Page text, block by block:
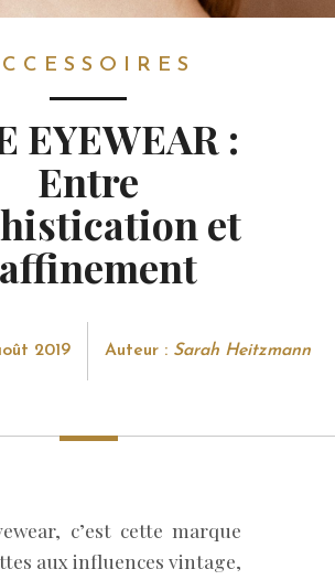
EYEWEAR :
Entre
et
2019 Auteur : Sarah Heitzmann
c’est cette marque
aux influences vintage,